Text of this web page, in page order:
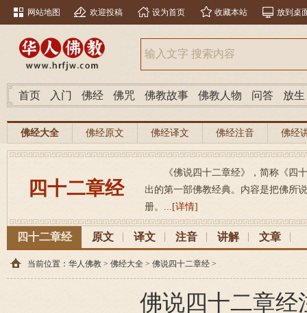
网站地图 欢迎投稿 设为首页 收藏本站 放到桌
首页 入门 佛经 佛咒 佛教故事 佛教人物 问答 放生
佛经大全 佛经原文 佛经译文 佛经注音 佛经
四十二章经
《佛说四十二章经》，简称《四
出的第一部佛教经典。内容是把佛所
册。... [详情]
四十二章经 原文 译文 注音 讲解 文章
当前位置： 华人佛教 > 佛经大全 > 佛说四十二章经 >
佛说四十二章经